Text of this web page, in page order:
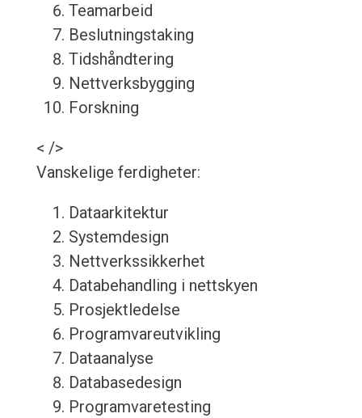
Teamarbeid
Beslutningstaking
Tidshåndtering
Nettverksbygging
Forskning
< />
Vanskelige ferdigheter:
Dataarkitektur
Systemdesign
Nettverkssikkerhet
Databehandling i nettskyen
Prosjektledelse
Programvareutvikling
Dataanalyse
Databasedesign
Programvaretesting